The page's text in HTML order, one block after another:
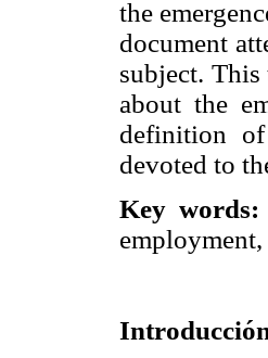
the
document
subject.
about the
definition
devoted to
Key words: